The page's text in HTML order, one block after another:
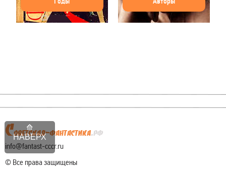
НАВЕРХ
info@fantast-cccr.ru
© Все права защищены